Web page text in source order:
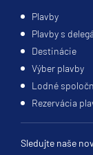
Plavby
Plavby s
Destinácie
Výber plavby
Lodné
Rezervácia
Sledujte naše